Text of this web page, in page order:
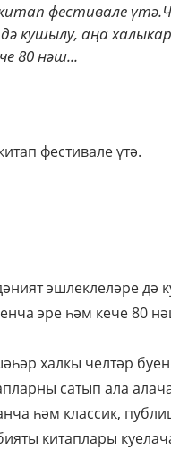
фестивале
кушылу, аңа
80 нәш...
фестивале үтә.
эшлеклеләре дә
эре һәм кече 80
халкы челтәр
сатып ала
һәм классик,
китаплары